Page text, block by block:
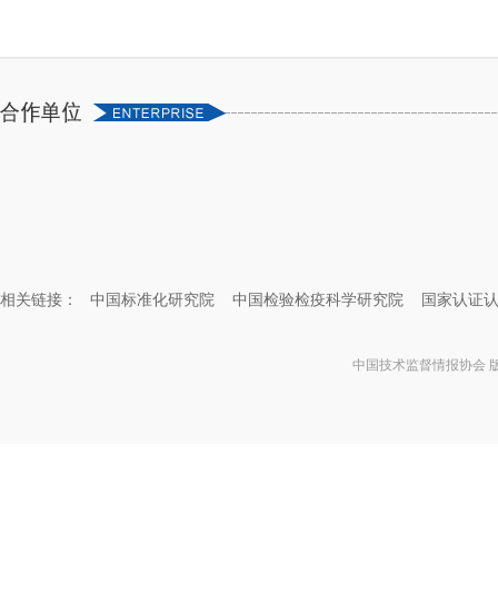
相关链接： 中国标准化研究院 中国检验检疫科学研究院 国家认证
中国技术监督情报协会